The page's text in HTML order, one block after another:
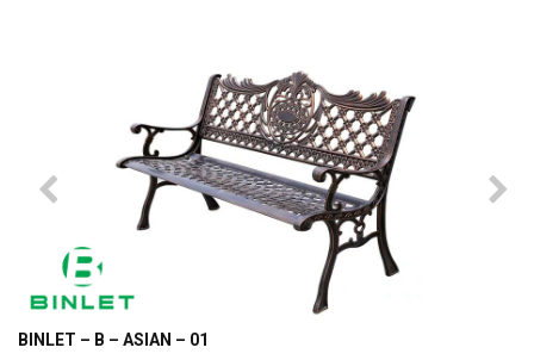
BINLET – B – ASIAN – 01